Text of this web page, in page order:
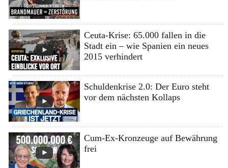
Ceuta-Krise: 65.000 fallen in die
Stadt ein – wie Spanien ein neues
2015 verhindert
Schuldenkrise 2.0: Der Euro steht
vor dem nächsten Kollaps
Cum-Ex-Kronzeuge auf Bewährung
frei